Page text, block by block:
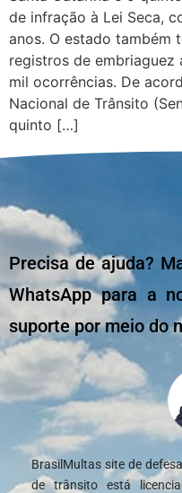
de infração à Lei Seca,
anos. O estado também
registros de embriaguez
mil ocorrências. De
Nacional de Trânsito
quinto […]
Precisa de ajuda?
WhatsApp para a
suporte por meio do
BrasilMultas site de
de trânsito está